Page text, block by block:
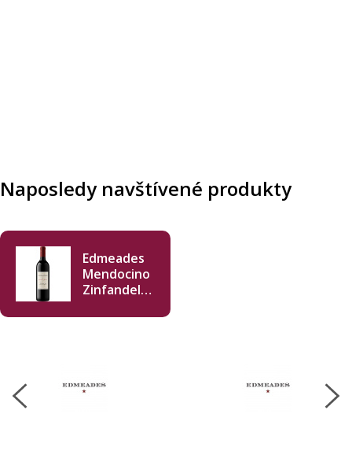
Naposledy navštívené produkty
Edmeades
Mendocino
Zinfandel